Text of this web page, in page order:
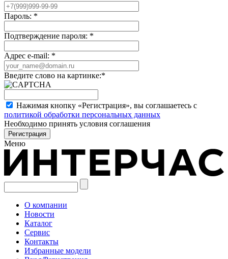
Пароль: *
Подтверждение пароля: *
Адрес e-mail: *
Введите слово на картинке:*
Нажимая кнопку «Регистрация», вы соглашаетесь с
политикой обработки персональных данных
Необходимо принять условия соглашения
Меню
О компании
Новости
Каталог
Сервис
Контакты
Избранные модели